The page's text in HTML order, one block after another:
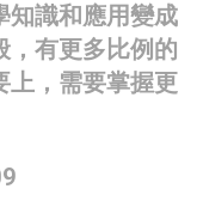
知識和應用變成
，有更多比例的
上，需要掌握更